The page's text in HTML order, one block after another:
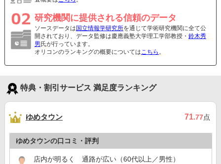
研究機関に提供される信頼のデータ
ソースデータは 国立情報学研究所を通じて学術研究機関に全て公
開されており、データ監修は慶應義塾大学理工学部教授・ 鈴木秀
男 氏が行っています。
オリコンのランキングの概要についてはこちら 。
特典・割引サービス 満足度ランキング
ゆめタウン 71.77点
ゆめタウンの口コミ・評判
店内が明るく 通路が広い（60代以上／男性）